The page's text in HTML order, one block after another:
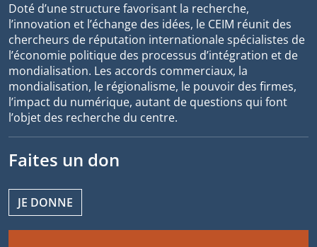
Doté d’une structure favorisant la recherche,
l’innovation et l’échange des idées, le CEIM réunit des
chercheurs de réputation internationale spécialistes de
l’économie politique des processus d’intégration et de
mondialisation. Les accords commerciaux, la
mondialisation, le régionalisme, le pouvoir des firmes,
l’impact du numérique, autant de questions qui font
l’objet des recherche du centre.
Faites un don
JE DONNE